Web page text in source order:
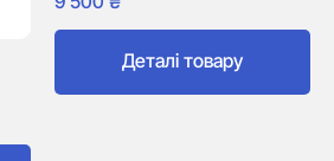
Деталі товару